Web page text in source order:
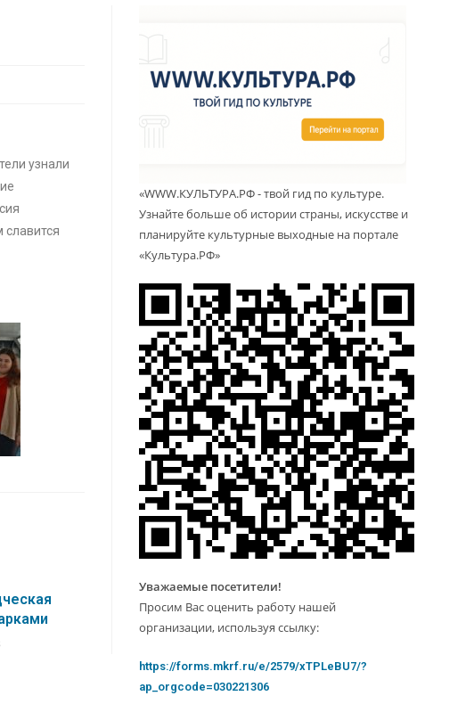
узнали
славится
«WWW.КУЛЬТУРА.РФ - твой гид по культуре.
Узнайте больше об истории страны, искусстве и
планируйте культурные выходные на портале
«Культура.РФ»
Уважаемые посетители!
Просим Вас оценить работу нашей
организации, используя ссылку:
https://forms.mkrf.ru/e/2579/xTPLeBU7/?
ap_orgcode=030221306